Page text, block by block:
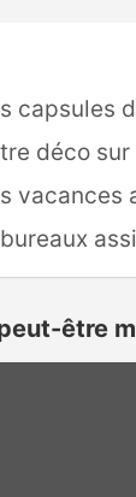
capsules
déco sur
vacances
être